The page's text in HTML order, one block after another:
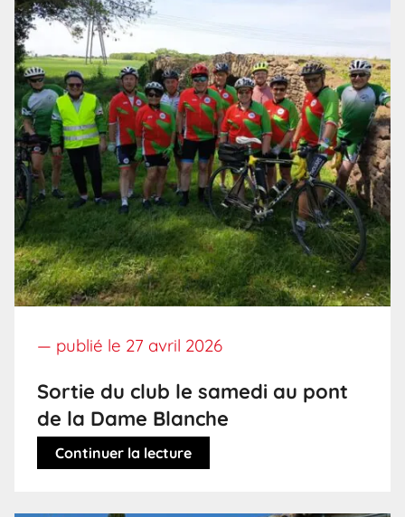
— publié le 27 avril 2026
Sortie du club le samedi au pont
de la Dame Blanche
Continuer la lecture